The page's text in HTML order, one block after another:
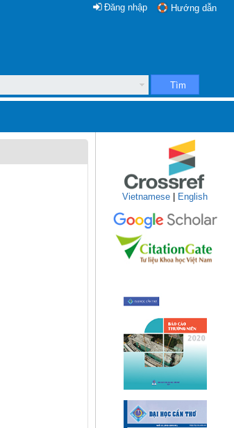
Hướng dẫn
Đăng nhập
Tìm
Vietnamese English